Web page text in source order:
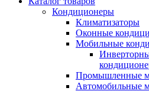
Кондиционеры
Климатизаторы
Оконные
Мобильные
Промышленные
Автомобильные